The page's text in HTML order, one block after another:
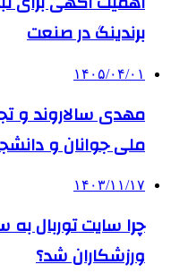
برندینگ در صنعت
۱۴۰۵/۰۴/۰۱
مهدی سالاروند و
ملی جوانان و
۱۴۰۳/۱۱/۱۷
چرا سایت توربال به
ورزشکاران شد؟